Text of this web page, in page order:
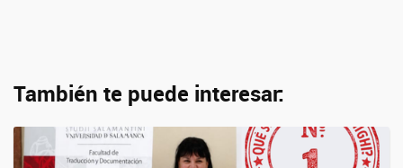
También te puede interesar: